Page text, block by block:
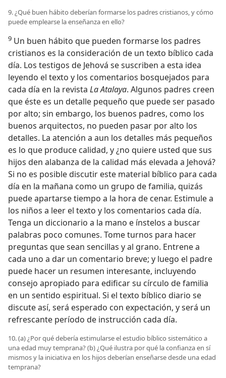
9. ¿Qué buen hábito deberían formarse los padres cristianos, y cómo
puede emplearse la enseñanza en ello?
9 Un buen hábito que pueden formarse los padres
cristianos es la consideración de un texto bíblico cada
día. Los testigos de Jehová se suscriben a esta idea
leyendo el texto y los comentarios bosquejados para
cada día en la revista La Atalaya. Algunos padres creen
que éste es un detalle pequeño que puede ser pasado
por alto; sin embargo, los buenos padres, como los
buenos arquitectos, no pueden pasar por alto los
detalles. La atención a aun los detalles más pequeños
es lo que produce calidad, y ¿no quiere usted que sus
hijos den alabanza de la calidad más elevada a Jehová?
Si no es posible discutir este material bíblico para cada
día en la mañana como un grupo de familia, quizás
puede apartarse tiempo a la hora de cenar. Estimule a
los niños a leer el texto y los comentarios cada día.
Tenga un diccionario a la mano e ínstelos a buscar
palabras poco comunes. Tome turnos para hacer
preguntas que sean sencillas y al grano. Entrene a
cada uno a dar un comentario breve; y luego el padre
puede hacer un resumen interesante, incluyendo
consejo apropiado para edificar su círculo de familia
en un sentido espiritual. Si el texto bíblico diario se
discute así, será esperado con expectación, y será un
refrescante período de instrucción cada día.
10. (a) ¿Por qué debería estimularse el estudio bíblico sistemático a
una edad muy temprana? (b) ¿Qué ilustra por qué la confianza en sí
mismos y la iniciativa en los hijos deberían enseñarse desde una edad
temprana?